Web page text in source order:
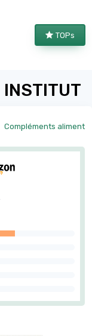
TOPs
INSTITUT
Compléments alimentaires par